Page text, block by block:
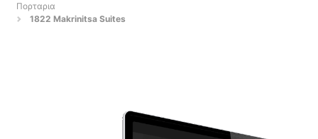
Πορταρια
1822 Makrinitsa Suites